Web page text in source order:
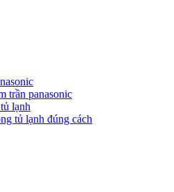
trần panasonic
lạnh
tủ lạnh đúng cách